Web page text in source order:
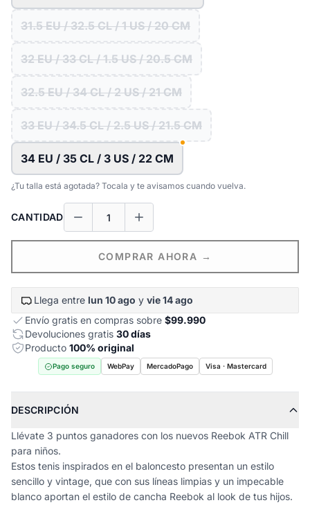
31.5 EU / 32.5 CL / 1 US / 20 CM
32 EU / 33 CL / 1.5 US / 20.5 CM
32.5 EU / 34 CL / 2 US / 21 CM
33 EU / 34.5 CL / 2.5 US / 21.5 CM
34 EU / 35 CL / 3 US / 22 CM
¿Tu talla está agotada? Tocala y te avisamos cuando vuelva.
CANTIDAD
COMPRAR AHORA →
Llega entre lun 10 ago y vie 14 ago
Envío gratis en compras sobre $99.990
Devoluciones gratis 30 días
Producto 100% original
Pago seguro WebPay MercadoPago Visa · Mastercard
DESCRIPCIÓN
Llévate 3 puntos ganadores con los nuevos Reebok ATR Chill
para niños.
Estos tenis inspirados en el baloncesto presentan un estilo
sencillo y vintage, que con sus líneas limpias y un impecable
blanco aportan el estilo de cancha Reebok al look de tus hijos.